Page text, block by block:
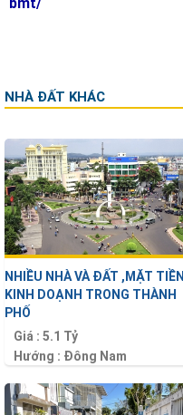
NHÀ ĐẤT KHÁC
NHIỀU NHÀ VÀ ĐẤT ,MẶT TIỀN
KINH DOẠNH TRONG THÀNH
PHỐ
Giá : 5.1 Tỷ
Hướng : Đông Nam